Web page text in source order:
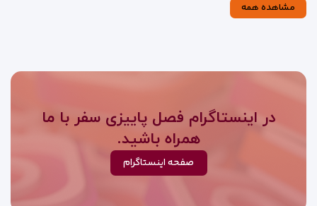
مشاهده همه
در اینستاگرام فصل پاییزی سفر با ما
همراه باشید.
صفحه اینستاگرام